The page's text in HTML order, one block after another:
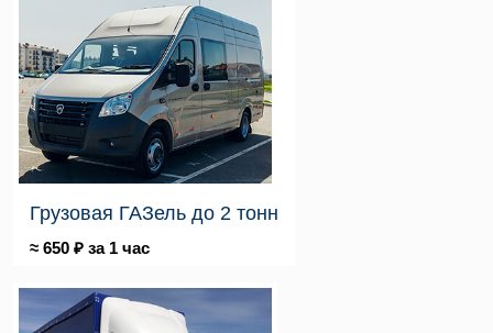
Грузовая ГАЗель до 2 тонн
≈ 650 ₽ за 1 час